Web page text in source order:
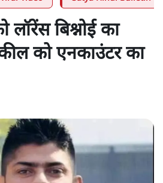
बिश्नोई का
को एनकाउंटर का